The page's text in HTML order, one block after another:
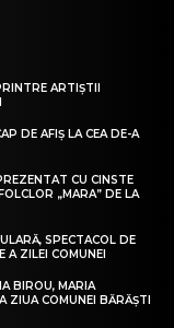
ARTIȘTII
DE AFIȘ LA CEA DE-A
CU CINSTE
„MARA” DE LA
SPECTACOL DE
A ZILEI COMUNEI
BIROU, MARIA
ZIUA COMUNEI BĂRĂȘTI